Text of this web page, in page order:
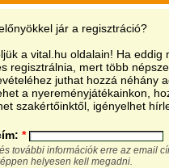
jár a regisztráció?
a vital.hu oldalain! Ha eddig
regisztrálnia, mert több
juthat hozzá néhány
a nyereményjátékainkon,
szakértőinktől, igényelhet
*
további információk erre az email
helyesen kell megadni.